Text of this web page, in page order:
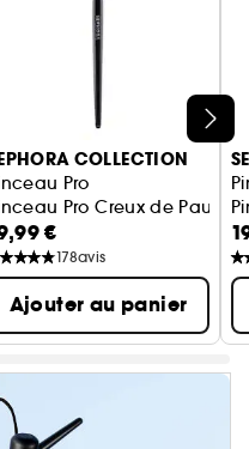
#15
COLLECTION
Pro
Pro Creux de
€
178avis
Ajouter au panier